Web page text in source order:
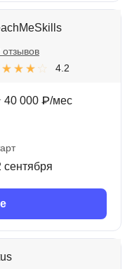
4.2
отзывов
40 000 ₽/мес
сентября